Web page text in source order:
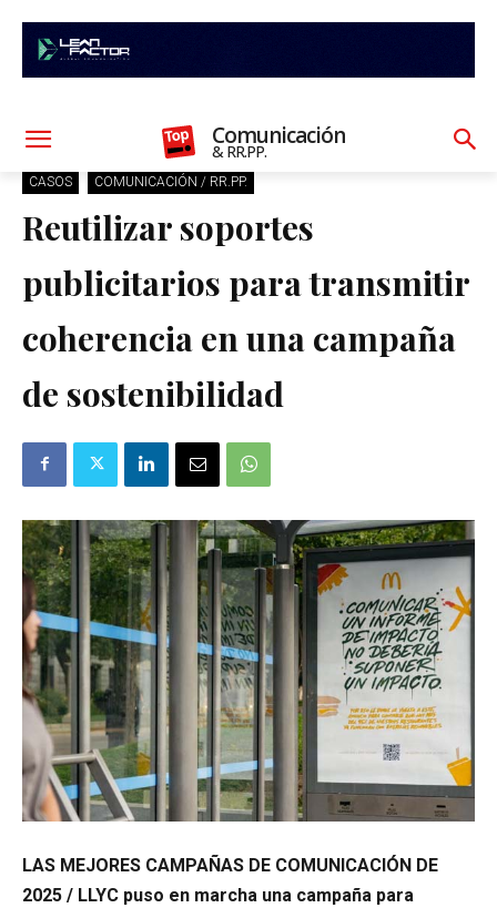
Comunicación
& RR.PP.
CASOS COMUNICACIÓN / RR.PP.
Reutilizar soportes
publicitarios para transmitir
coherencia en una campaña
de sostenibilidad
LAS MEJORES CAMPAÑAS DE COMUNICACIÓN DE
2025 / LLYC puso en marcha una campaña para